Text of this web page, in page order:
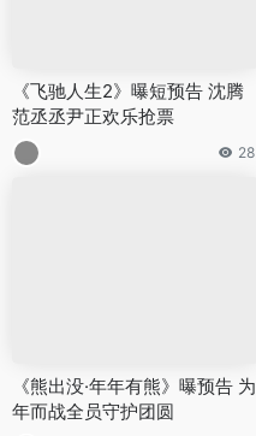
《飞驰人生2》曝短预告 沈腾
范丞丞尹正欢乐抢票
28
《熊出没·年年有熊》曝预告 为
年而战全员守护团圆